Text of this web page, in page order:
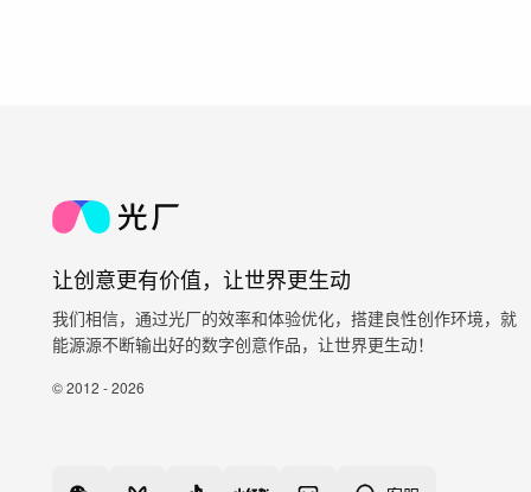
让创意更有价值，让世界更生动
我们相信，通过光厂的效率和体验优化，搭建良性创作环境，就
能源源不断输出好的数字创意作品，让世界更生动！
© 2012 - 2026